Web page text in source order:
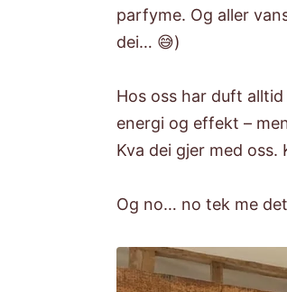
parfyme. Og aller
dei… 😅)
Hos oss har duft
energi og effekt –
Kva dei gjer med
Og no… no tek me